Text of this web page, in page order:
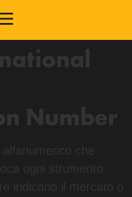
Number
che
ogni strumento
indicano il mercato o